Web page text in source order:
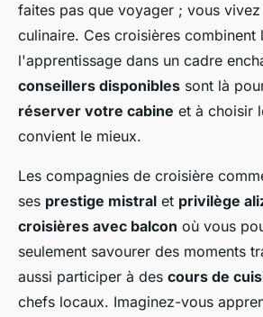
faites pas que voyager ; vous vivez
culinaire. Ces croisières combinent
l'apprentissage dans un cadre
conseillers disponibles sont là
réserver votre cabine et à choisir
convient le mieux.
Les compagnies de croisière
ses prestige mistral et privilège
croisières avec balcon où vous
seulement savourer des moments
aussi participer à des cours de
chefs locaux. Imaginez-vous